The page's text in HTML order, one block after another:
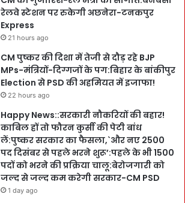
रेलवे स्टेशन पर रुकेगी अछनेरा-टनकपुर
Express
21 hours ago
CM पुष्कर की दिशा में तेजी से दौड़ रहे BJP
MPs-मंत्रियों-दिग्गजों के पग:बिहार के बांकीपुर
Election से PSD की अहमियत में इजाफा!
22 hours ago
Happy News::सरकारी नौकरियों की बहार!
काबिल हों तो फौरन कुर्सी की पेटी बांध
लें:पुष्कर सरकार का फैसला,`और नए 2500
पद दिसंबर से पहले भरने शुरू’:पहले के भी 1500
पदों को भरने की प्रक्रिया चालू:बेरोजगारी को
जल्द से जल्द कम करेगी सरकार-CM PSD
1 day ago